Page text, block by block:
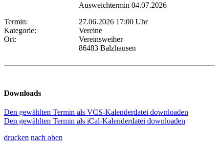
Ausweichtermin 04.07.2026
Termin:
27.06.2026 17:00 Uhr
Kategorie:
Vereine
Ort:
Vereinsweiher
86483 Balzhausen
Downloads
Den gewählten Termin als VCS-Kalenderdatei downloaden
Den gewählten Termin als iCal-Kalenderdatei downloaden
drucken nach oben